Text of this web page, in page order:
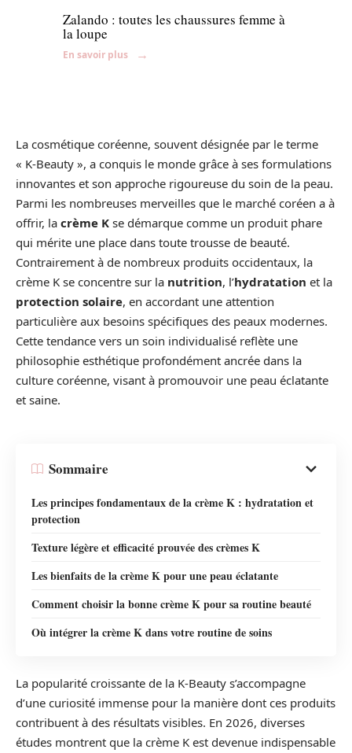
Zalando : toutes les chaussures femme à
la loupe
En savoir plus
La cosmétique coréenne, souvent désignée par le terme
« K-Beauty », a conquis le monde grâce à ses formulations
innovantes et son approche rigoureuse du soin de la peau.
Parmi les nombreuses merveilles que le marché coréen a à
offrir, la crème K se démarque comme un produit phare
qui mérite une place dans toute trousse de beauté.
Contrairement à de nombreux produits occidentaux, la
crème K se concentre sur la nutrition, l’hydratation et la
protection solaire, en accordant une attention
particulière aux besoins spécifiques des peaux modernes.
Cette tendance vers un soin individualisé reflète une
philosophie esthétique profondément ancrée dans la
culture coréenne, visant à promouvoir une peau éclatante
et saine.
Sommaire
Les principes fondamentaux de la crème K : hydratation et
protection
Texture légère et efficacité prouvée des crèmes K
Les bienfaits de la crème K pour une peau éclatante
Comment choisir la bonne crème K pour sa routine beauté
Où intégrer la crème K dans votre routine de soins
La popularité croissante de la K-Beauty s’accompagne
d’une curiosité immense pour la manière dont ces produits
contribuent à des résultats visibles. En 2026, diverses
études montrent que la crème K est devenue indispensable